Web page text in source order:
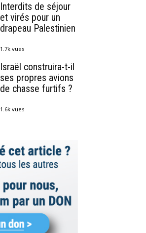
Interdits de séjour
et virés pour un
drapeau Palestinien
1.7k vues
Israël construira-t-il
ses propres avions
de chasse furtifs ?
1.6k vues